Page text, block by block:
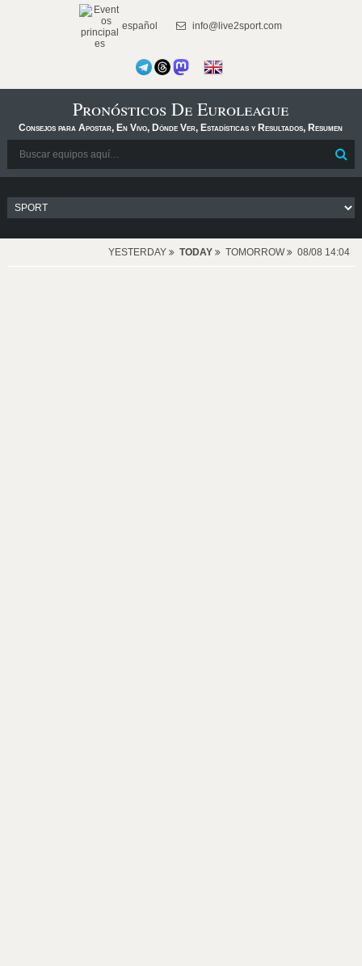
español info@live2sport.com
Pronósticos De Euroleague
Consejos para Apostar, En Vivo, Dónde Ver, Estadísticas y Resultados, Resumen
YESTERDAY TODAY TOMORROW 08/08 14:04